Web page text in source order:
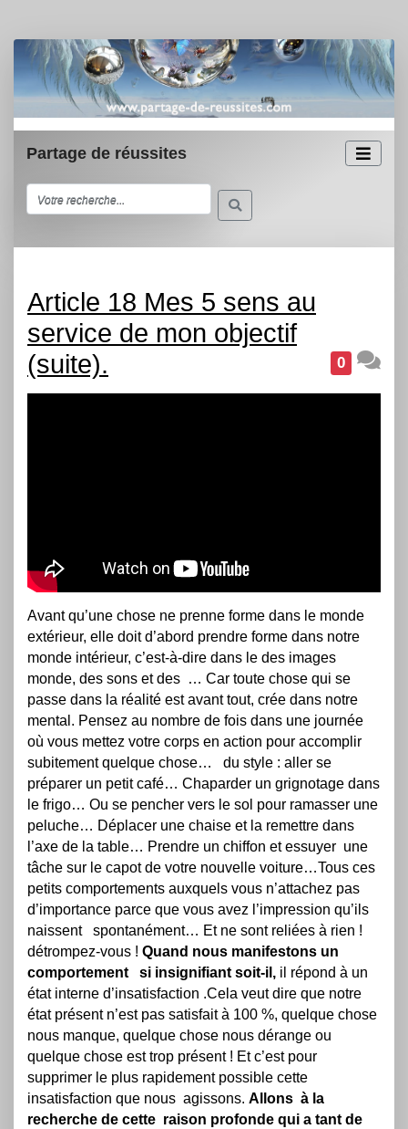
Partage de réussites
Article 18 Mes 5 sens au
service de mon objectif
(suite).
0
Avant qu’une chose ne prenne forme dans le monde
extérieur, elle doit d’abord prendre forme dans notre
monde intérieur, c’est-à-dire dans le des images
monde, des sons et des … Car toute chose qui se
passe dans la réalité est avant tout, crée dans notre
mental. Pensez au nombre de fois dans une journée
où vous mettez votre corps en action pour accomplir
subitement quelque chose… du style : aller se
préparer un petit café… Chaparder un grignotage dans
le frigo… Ou se pencher vers le sol pour ramasser une
peluche… Déplacer une chaise et la remettre dans
l’axe de la table… Prendre un chiffon et essuyer une
tâche sur le capot de votre nouvelle voiture…Tous ces
petits comportements auxquels vous n’attachez pas
d’importance parce que vous avez l’impression qu’ils
naissent spontanément… Et ne sont reliées à rien !
détrompez-vous ! Quand nous manifestons un
comportement si insignifiant soit-il, il répond à un
état interne d’insatisfaction .Cela veut dire que notre
état présent n’est pas satisfait à 100 %, quelque chose
nous manque, quelque chose nous dérange ou
quelque chose est trop présent ! Et c’est pour
supprimer le plus rapidement possible cette
insatisfaction que nous agissons. Allons à la
recherche de cette raison profonde qui a tant de